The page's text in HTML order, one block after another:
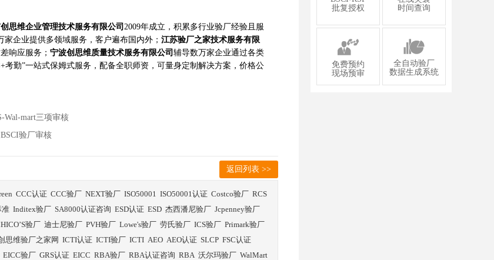
批复授权
时间查询
免费预约
现场预审
全自动验厂
数据生成系统
思维企业管理技术服务有限公司 2009年成立，积累多行业验厂经验且服
家企业提供多领域服务，客户遍布国内外； 江苏验厂之家技术服务有限
响应服务； 宁波创思维质量技术服务有限公司 辅导数万家企业通过各类
考勤”一站式保姆式服务，配备全职师资，可量身定制解决方案，价格公
Wal-mart三项审核
验厂审核
返回列表 >>
CCC认证 CCC验厂 NEXT验厂 ISO50001 ISO50001认证 Costco验厂 RCS
准 Inditex验厂 SA8000认证咨询 ESD认证 ESD 杰西潘尼验厂 Jcpenney验厂
验厂 迪士尼验厂 PVH验厂 Lowe's验厂 劳氏验厂 ICS验厂 Primark验厂
思维验厂之家网 ICTI认证 ICTI验厂 ICTI AEO AEO认证 SLCP FSC认证
EICC验厂 GRS认证 EICC RBA验厂 RBA认证咨询 RBA 沃尔玛验厂 WalMart